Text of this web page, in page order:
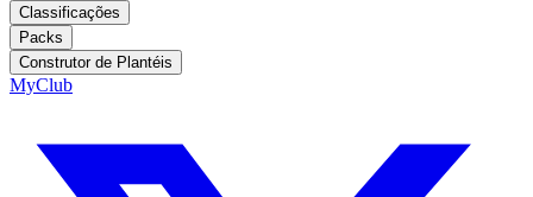
Classificações
Packs
Construtor de Plantéis
MyClub